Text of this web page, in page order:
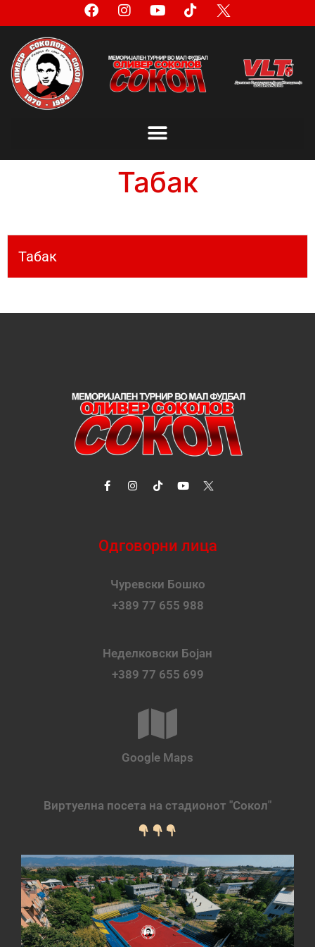
Табак
Табак
Одговорни лица
Чуревски Бошко
+389 77 655 988
Неделковски Бојан
+389 77 655 699
Google Maps
Виртуелна посета на стадионот "Сокол"